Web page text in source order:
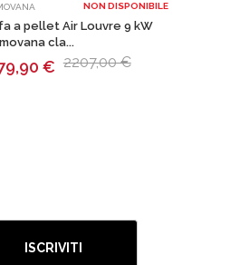
NON DISPONIBILE
a pellet Air Louvre 9 kW
cla...
€ 2207,00 €
ISCRIVITI